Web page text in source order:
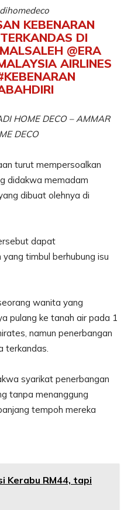
KEBENARAN
DI
@ERA
AIRLINES
HOME DECO – AMMAR
DECO
turut mempersoalkan
didakwa memadam
dibuat olehnya di
dapat
timbul berhubung isu
wanita yang
pulang ke tanah air pada 1
namun penerbangan
terkandas.
syarikat penerbangan
tanpa menanggung
tempoh mereka
Kerabu RM44, tapi